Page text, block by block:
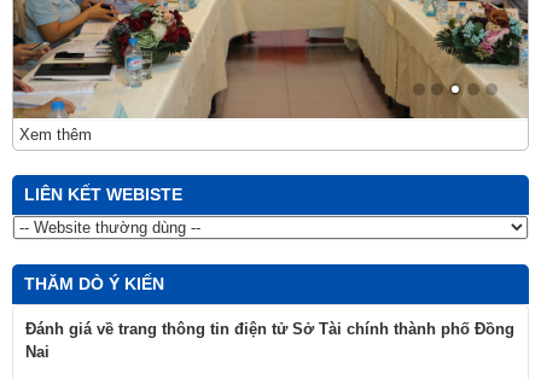
Xem thêm
LIÊN KẾT WEBISTE
THĂM DÒ Ý KIẾN
Đánh giá về trang thông tin điện tử Sở Tài chính thành phố Đồng
Nai